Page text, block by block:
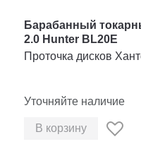
Барабанный
2.0 Hunter BL20E
Проточка дисков
Уточняйте наличие
В корзину